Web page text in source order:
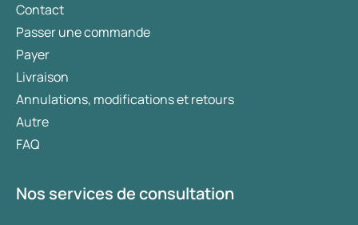
Contact
Passer une commande
Payer
Livraison
Annulations, modifications et retours
Autre
FAQ
Nos services de consultation